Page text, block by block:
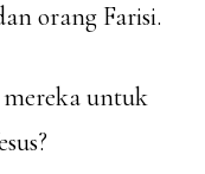
orang Farisi.
untuk